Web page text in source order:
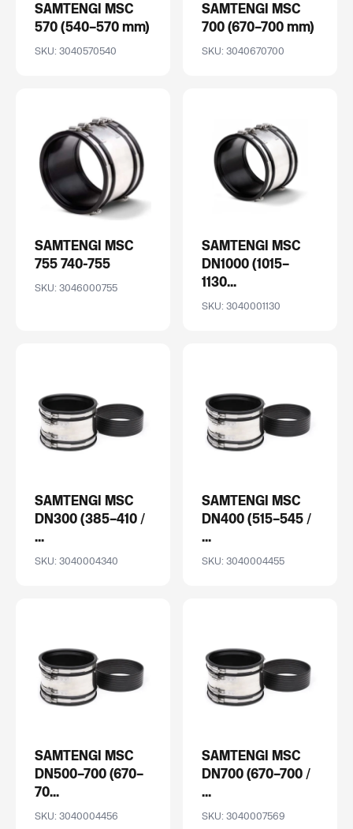
SAMTENGI MSC
570 (540–570 mm)
SKU: 3040570540
SAMTENGI MSC
700 (670–700 mm)
SKU: 3040670700
SAMTENGI MSC
755 740-755
SKU: 3046000755
SAMTENGI MSC
DN1000 (1015–
1130...
SKU: 3040001130
SAMTENGI MSC
DN300 (385–410 /
...
SKU: 3040004340
SAMTENGI MSC
DN400 (515–545 /
...
SKU: 3040004455
SAMTENGI MSC
DN500–700 (670–
70...
SKU: 3040004456
SAMTENGI MSC
DN700 (670–700 /
...
SKU: 3040007569